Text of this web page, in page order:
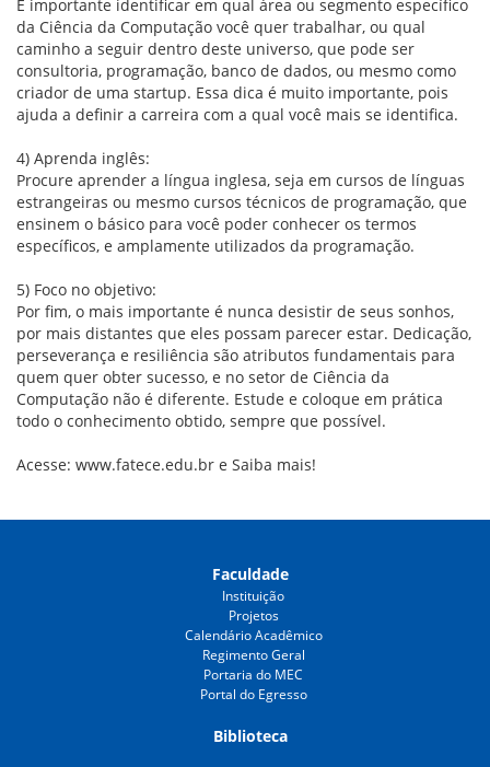
É importante identificar em qual área ou segmento específico
da Ciência da Computação você quer trabalhar, ou qual
caminho a seguir dentro deste universo, que pode ser
consultoria, programação, banco de dados, ou mesmo como
criador de uma startup. Essa dica é muito importante, pois
ajuda a definir a carreira com a qual você mais se identifica.
4) Aprenda inglês:
Procure aprender a língua inglesa, seja em cursos de línguas
estrangeiras ou mesmo cursos técnicos de programação, que
ensinem o básico para você poder conhecer os termos
específicos, e amplamente utilizados da programação.
5) Foco no objetivo:
Por fim, o mais importante é nunca desistir de seus sonhos,
por mais distantes que eles possam parecer estar. Dedicação,
perseverança e resiliência são atributos fundamentais para
quem quer obter sucesso, e no setor de Ciência da
Computação não é diferente. Estude e coloque em prática
todo o conhecimento obtido, sempre que possível.
Acesse: www.fatece.edu.br e Saiba mais!
Faculdade
Instituição
Projetos
Calendário Acadêmico
Regimento Geral
Portaria do MEC
Portal do Egresso
Biblioteca